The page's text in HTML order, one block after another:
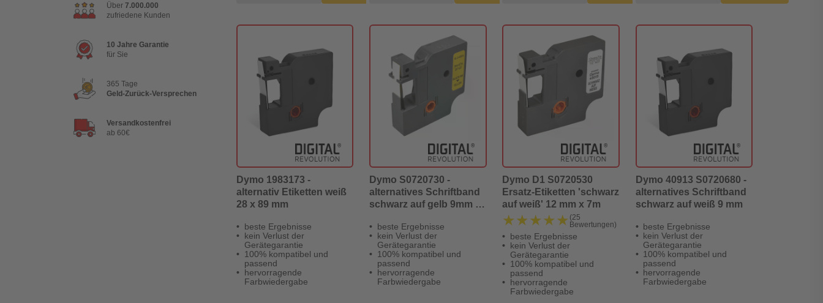
Über 7.000.000
zufriedene Kunden
10 Jahre Garantie
für Sie
365 Tage
Geld-Zurück-Versprechen
Versandkostenfrei
ab 60€
Dymo 1983173 -
alternativ Etiketten weiß
28 x 89 mm
beste Ergebnisse
kein Verlust der
Gerätegarantie
100% kompatibel und
passend
hervorragende
Farbwiedergabe
Dymo S0720730 -
alternatives Schriftband
schwarz auf gelb 9mm x
beste Ergebnisse
kein Verlust der
Gerätegarantie
100% kompatibel und
passend
hervorragende
Farbwiedergabe
Dymo D1 S0720530
Ersatz-Etiketten 'schwarz
auf weiß' 12 mm x 7m
★★★★★
★★★★★ (25
Bewertungen)
beste Ergebnisse
kein Verlust der
Gerätegarantie
100% kompatibel und
passend
hervorragende
Farbwiedergabe
Dymo 40913 S0720680 -
alternatives Schriftband
schwarz auf weiß 9 mm
beste Ergebnisse
kein Verlust der
Gerätegarantie
100% kompatibel und
passend
hervorragende
Farbwiedergabe